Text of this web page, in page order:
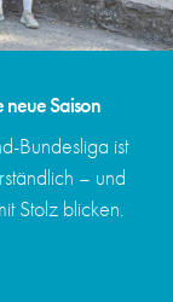
Saison
Bundesliga ist
– und
Stolz blicken.